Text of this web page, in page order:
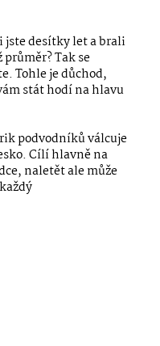
jste desítky let a brali
průměr? Tak se
Tohle je důchod,
stát hodí na hlavu
podvodníků válcuje
Cílí hlavně na
naletět ale může